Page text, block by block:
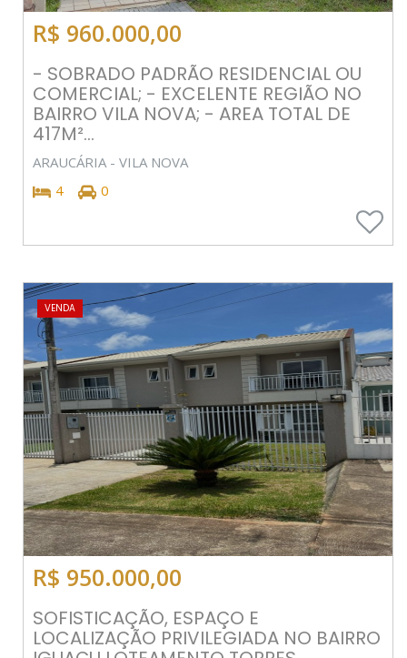
R$ 960.000,00
- SOBRADO PADRÃO RESIDENCIAL OU
COMERCIAL; - EXCELENTE REGIÃO NO
BAIRRO VILA NOVA; - AREA TOTAL DE
417M²...
ARAUCÁRIA - VILA NOVA
4
0
VENDA
R$ 950.000,00
SOFISTICAÇÃO, ESPAÇO E
LOCALIZAÇÃO PRIVILEGIADA NO BAIRRO